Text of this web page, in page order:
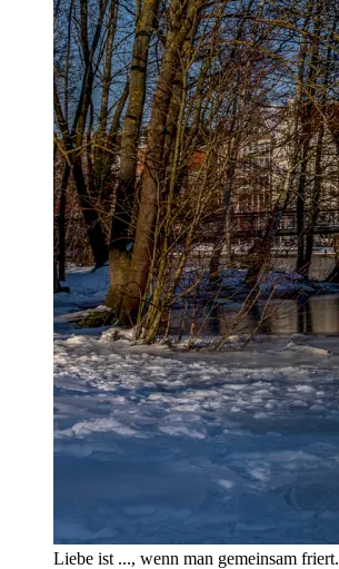
Liebe ist ..., wenn man gemeinsam friert.